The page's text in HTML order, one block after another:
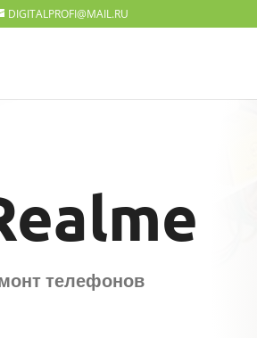
DIGITALPROFI@MAIL.RU
телефонов